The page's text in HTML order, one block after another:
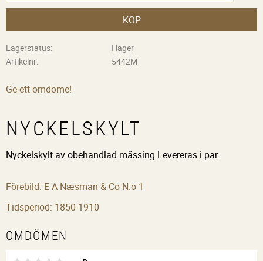
KÖP
Lagerstatus
I lager
Artikelnr
5442M
Ge ett omdöme!
NYCKELSKYLT
Nyckelskylt av obehandlad mässing.Levereras i par.
Förebild: E A Næsman & Co N:o 1
Tidsperiod: 1850-1910
OMDÖMEN